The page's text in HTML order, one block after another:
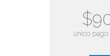
único